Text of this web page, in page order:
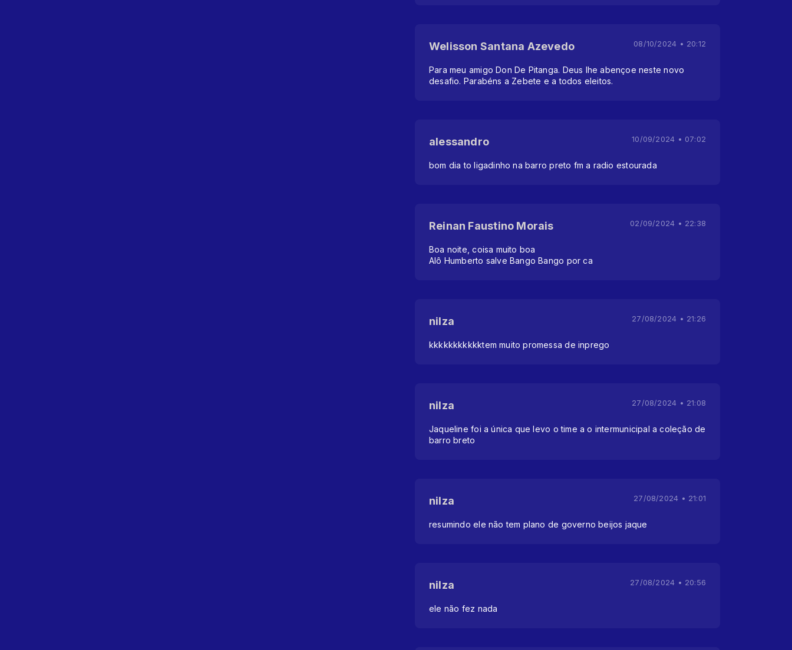
Welisson Santana Azevedo 08/10/2024 • 20:12
Para meu amigo Don De Pitanga. Deus lhe abençoe neste novo
desafio. Parabéns a Zebete e a todos eleitos.
alessandro 10/09/2024 • 07:02
bom dia to ligadinho na barro preto fm a radio estourada
Reinan Faustino Morais 02/09/2024 • 22:38
Boa noite, coisa muito boa
Alô Humberto salve Bango Bango por ca
nilza 27/08/2024 • 21:26
kkkkkkkkkkktem muito promessa de inprego
nilza 27/08/2024 • 21:08
Jaqueline foi a única que levo o time a o intermunicipal a coleção de
barro breto
nilza 27/08/2024 • 21:01
resumindo ele não tem plano de governo beijos jaque
nilza 27/08/2024 • 20:56
ele não fez nada